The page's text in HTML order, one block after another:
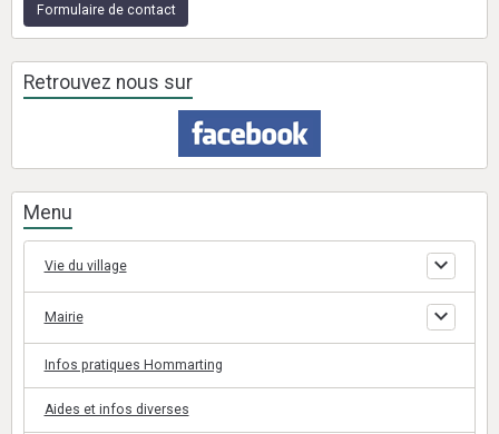
Formulaire de contact
Retrouvez nous sur
Menu
Vie du village
Mairie
Infos pratiques Hommarting
Aides et infos diverses